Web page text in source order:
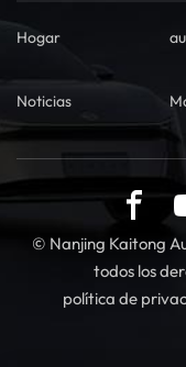
Hogar
Noticias
© Nanjing Kaitong
todos los
política de